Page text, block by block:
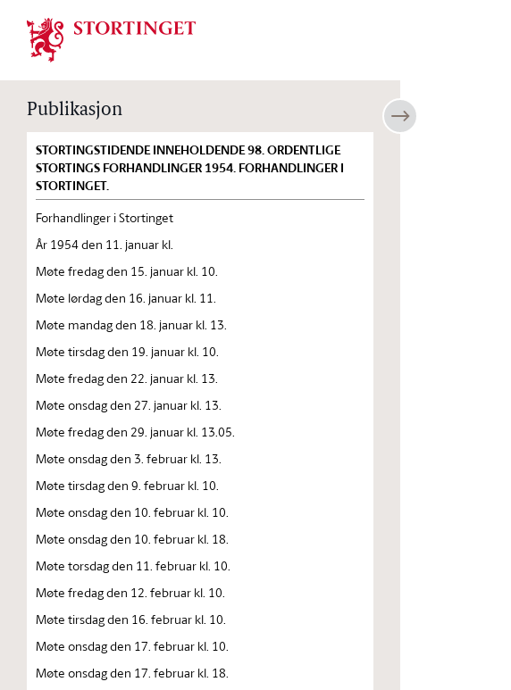
Stortinget.no
Publikasjon
STORTINGSTIDENDE INNEHOLDENDE 98. ORDENTLIGE
STORTINGS FORHANDLINGER 1954. FORHANDLINGER I
STORTINGET.
Forhandlinger i Stortinget
År 1954 den 11. januar kl.
Møte fredag den 15. januar kl. 10.
Møte lørdag den 16. januar kl. 11.
Møte mandag den 18. januar kl. 13.
Møte tirsdag den 19. januar kl. 10.
Møte fredag den 22. januar kl. 13.
Møte onsdag den 27. januar kl. 13.
Møte fredag den 29. januar kl. 13.05.
Møte onsdag den 3. februar kl. 13.
Møte tirsdag den 9. februar kl. 10.
Møte onsdag den 10. februar kl. 10.
Møte onsdag den 10. februar kl. 18.
Møte torsdag den 11. februar kl. 10.
Møte fredag den 12. februar kl. 10.
Møte tirsdag den 16. februar kl. 10.
Møte onsdag den 17. februar kl. 10.
Møte onsdag den 17. februar kl. 18.